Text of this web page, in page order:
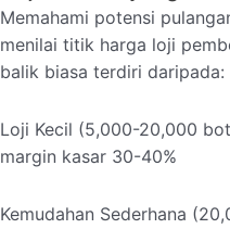
Memahami potensi
menilai titik harga loji
balik biasa terdiri daripada:
Loji Kecil (5,000-20,000
margin kasar 30-40%
Kemudahan Sederhana